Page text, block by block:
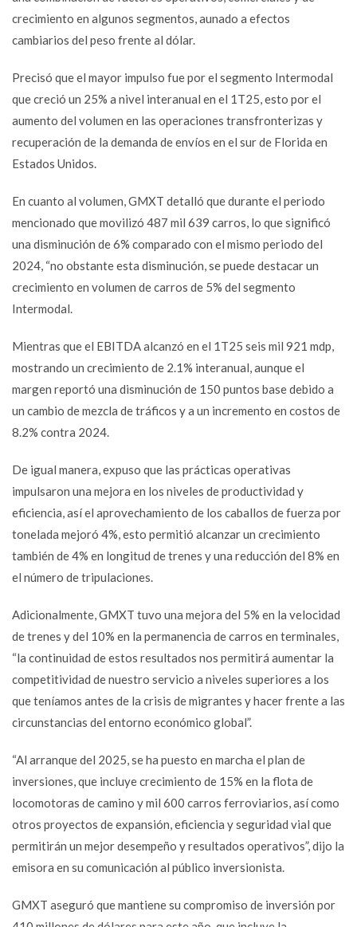
crecimiento en algunos segmentos, aunado a efectos
cambiarios del peso frente al dólar.
Precisó que el mayor impulso fue por el segmento Intermodal
que creció un 25% a nivel interanual en el 1T25, esto por el
aumento del volumen en las operaciones transfronterizas y
recuperación de la demanda de envíos en el sur de Florida en
Estados Unidos.
En cuanto al volumen, GMXT detalló que durante el periodo
mencionado que movilizó 487 mil 639 carros, lo que significó
una disminución de 6% comparado con el mismo periodo del
2024, “no obstante esta disminución, se puede destacar un
crecimiento en volumen de carros de 5% del segmento
Intermodal.
Mientras que el EBITDA alcanzó en el 1T25 seis mil 921 mdp,
mostrando un crecimiento de 2.1% interanual, aunque el
margen reportó una disminución de 150 puntos base debido a
un cambio de mezcla de tráficos y a un incremento en costos de
8.2% contra 2024.
De igual manera, expuso que las prácticas operativas
impulsaron una mejora en los niveles de productividad y
eficiencia, así el aprovechamiento de los caballos de fuerza por
tonelada mejoró 4%, esto permitió alcanzar un crecimiento
también de 4% en longitud de trenes y una reducción del 8% en
el número de tripulaciones.
Adicionalmente, GMXT tuvo una mejora del 5% en la velocidad
de trenes y del 10% en la permanencia de carros en terminales,
“la continuidad de estos resultados nos permitirá aumentar la
competitividad de nuestro servicio a niveles superiores a los
que teníamos antes de la crisis de migrantes y hacer frente a las
circunstancias del entorno económico global”.
“Al arranque del 2025, se ha puesto en marcha el plan de
inversiones, que incluye crecimiento de 15% en la flota de
locomotoras de camino y mil 600 carros ferroviarios, así como
otros proyectos de expansión, eficiencia y seguridad vial que
permitirán un mejor desempeño y resultados operativos”, dijo la
emisora en su comunicación al público inversionista.
GMXT aseguró que mantiene su compromiso de inversión por